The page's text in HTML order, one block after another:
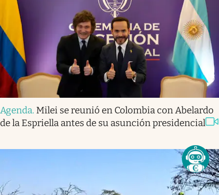
Agenda. Milei se reunió en Colombia con Abelardo
de la Espriella antes de su asunción presidencial